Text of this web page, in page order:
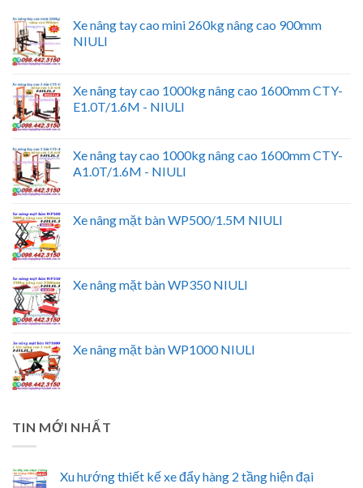
Xe nâng tay cao mini 260kg nâng cao 900mm
NIULI
Xe nâng tay cao 1000kg nâng cao 1600mm CTY-
E1.0T/1.6M - NIULI
Xe nâng tay cao 1000kg nâng cao 1600mm CTY-
A1.0T/1.6M - NIULI
Xe nâng mặt bàn WP500/1.5M NIULI
Xe nâng mặt bàn WP350 NIULI
Xe nâng mặt bàn WP1000 NIULI
TIN MỚI NHẤT
Xu hướng thiết kế xe đẩy hàng 2 tầng hiện đại